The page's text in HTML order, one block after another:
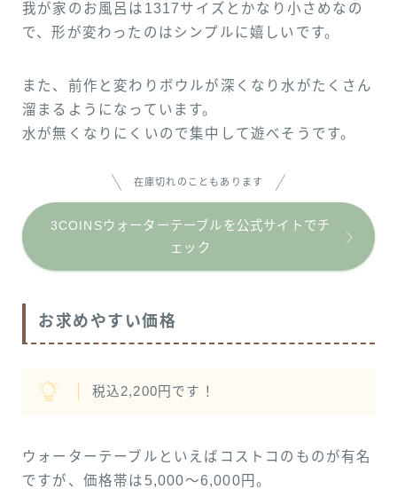
我が家のお風呂は1317サイズとかなり小さめなの
で、形が変わったのはシンプルに嬉しいです。
また、前作と変わりボウルが深くなり水がたくさん
溜まるようになっています。
水が無くなりにくいので集中して遊べそうです。
在庫切れのこともあります
3COINSウォーターテーブルを公式サイトでチ
ェック
お求めやすい価格
税込2,200円です！
ウォーターテーブルといえばコストコのものが有名
ですが、価格帯は5,000〜6,000円。